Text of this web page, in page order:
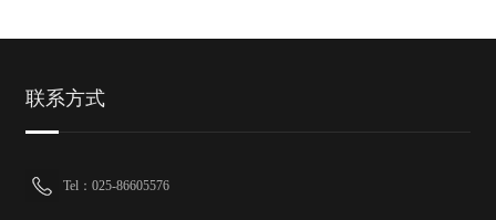
联系方式
Tel：025-86605576